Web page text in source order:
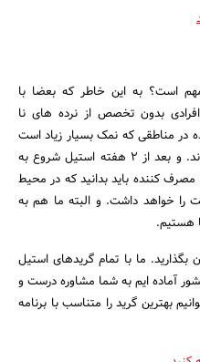
است؟ به این خاطر که بعضا با
بدون تخصص از نرده های نا
در مناطقی که نمک بسیار زیاد است
از استیل های ضعیف استفاده کرده بودند. و بعد از 2 هفته استیل شروع به
کننده باید بدانید که در محیط
را خواهد داشت. و البته ما هم به
هستیم.
بگذارید. ما با تمام گریدهای استیل
آماده ایم به شما مشاوره درست و
بهترین گرید را متناسب با برنامه